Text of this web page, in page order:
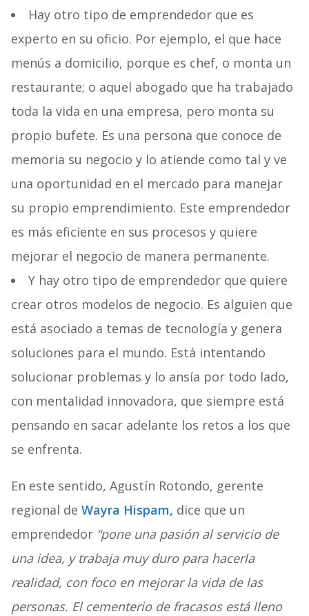
Hay otro tipo de emprendedor que es
experto en su oficio. Por ejemplo, el que hace
menús a domicilio, porque es chef, o monta un
restaurante; o aquel abogado que ha trabajado
toda la vida en una empresa, pero monta su
propio bufete. Es una persona que conoce de
memoria su negocio y lo atiende como tal y ve
una oportunidad en el mercado para manejar
su propio emprendimiento. Este emprendedor
es más eficiente en sus procesos y quiere
mejorar el negocio de manera permanente.
Y hay otro tipo de emprendedor que quiere
crear otros modelos de negocio. Es alguien que
está asociado a temas de tecnología y genera
soluciones para el mundo. Está intentando
solucionar problemas y lo ansía por todo lado,
con mentalidad innovadora, que siempre está
pensando en sacar adelante los retos a los que
se enfrenta.
En este sentido, Agustín Rotondo, gerente
regional de Wayra Hispam, dice que un
emprendedor “pone una pasión al servicio de
una idea, y trabaja muy duro para hacerla
realidad, con foco en mejorar la vida de las
personas. El cementerio de fracasos está lleno